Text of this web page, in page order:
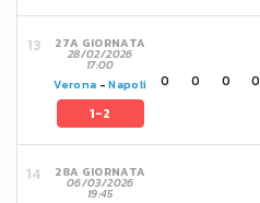
27A GIORNATA
28/02/2026
17:00
Verona -Napoli
1-2
0 0 0 0
28A GIORNATA
06/03/2026
19:45